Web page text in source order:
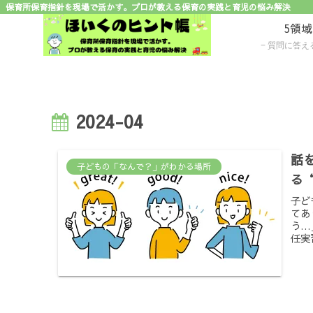
保育所保育指針を現場で活かす。プロが教える保育の実践と育児の悩み解決
5領
質問に答えるだけで子
2024-04
子どもの「なんで？」がわかる場所
話
る
子ど
て
う…
任